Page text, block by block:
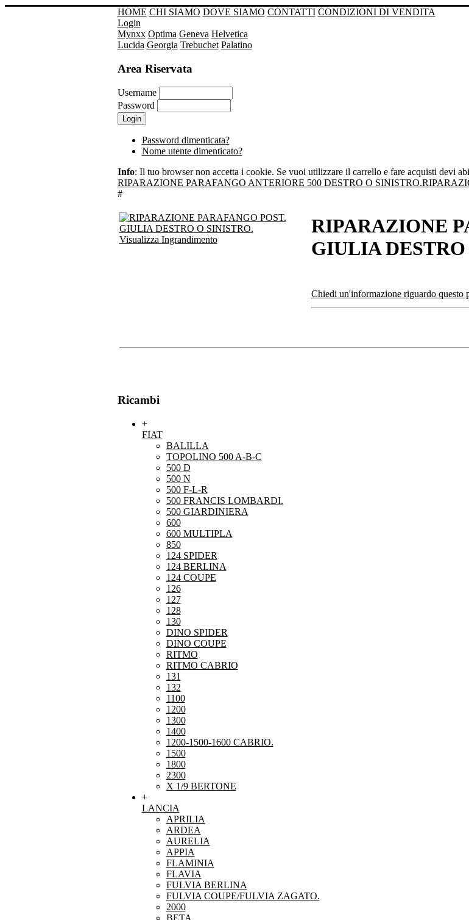
HOME CHI SIAMO DOVE SIAMO CONTATTI CONDIZIONI DI VENDITA
Login
Mynxx Optima Geneva Helvetica
Lucida Georgia Trebuchet Palatino
Area Riservata
Username
Password
Password dimenticata?
Nome utente dimenticato?
Info: Il tuo browser non accetta i cookie. Se vuoi utilizzare il carrello e fare acquisti devi
RIPARAZIONE PARAFANGO ANTERIORE 500 DESTRO O SINISTRO.
#
Visualizza Ingrandimento
RIPARAZIONE
GIULIA
Chiedi un'informazione riguardo questo
Ricambi
+
FIAT
BALILLA
TOPOLINO 500 A-B-C
500 D
500 N
500 F-L-R
500 FRANCIS LOMBARDI.
500 GIARDINIERA
600
600 MULTIPLA
850
124 SPIDER
124 BERLINA
124 COUPE
126
127
128
130
DINO SPIDER
DINO COUPE
RITMO
RITMO CABRIO
131
132
1100
1200
1300
1400
1200-1500-1600 CABRIO.
1500
1800
2300
X 1/9 BERTONE
+
LANCIA
APRILIA
ARDEA
AURELIA
APPIA
FLAMINIA
FLAVIA
FULVIA BERLINA
FULVIA COUPE/FULVIA ZAGATO.
2000
BETA